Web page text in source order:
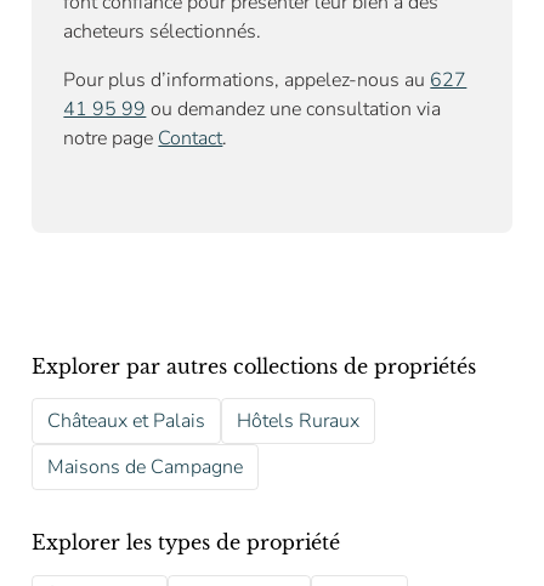
acheteurs sélectionnés.
Pour plus d’informations, appelez-nous au 627
41 95 99 ou demandez une consultation via
notre page Contact.
Explorer par autres collections de propriétés
Châteaux et Palais
Hôtels Ruraux
Maisons de Campagne
Explorer les types de propriété